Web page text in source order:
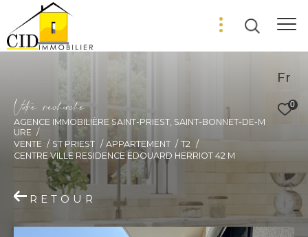
Fr
0
Vore recece
AGENCE IMMOBILIÈRE SAINT-PRIEST, SAINT-BONNET-DE-M
URE
VENTE
ST PRIEST APPARTEMENT
T2
CENTRE VILLE RESIDENCE EDOUARD HERRIOT 42 M
RETOUR